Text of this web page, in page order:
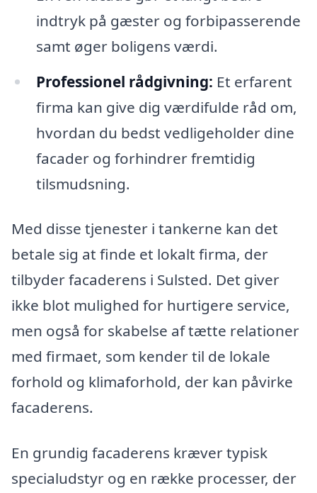
indtryk på gæster og forbipasserende
samt øger boligens værdi.
Professionel rådgivning: Et erfarent
firma kan give dig værdifulde råd om,
hvordan du bedst vedligeholder dine
facader og forhindrer fremtidig
tilsmudsning.
Med disse tjenester i tankerne kan det
betale sig at finde et lokalt firma, der
tilbyder facaderens i Sulsted. Det giver
ikke blot mulighed for hurtigere service,
men også for skabelse af tætte relationer
med firmaet, som kender til de lokale
forhold og klimaforhold, der kan påvirke
facaderens.
En grundig facaderens kræver typisk
specialudstyr og en række processer, der